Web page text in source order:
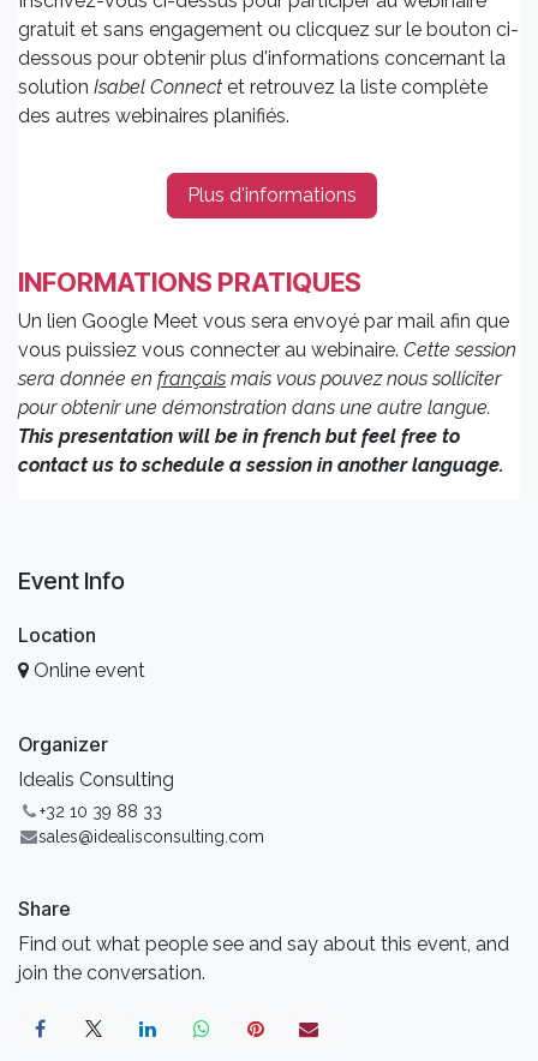
gratuit et sans engagement ou clicquez sur le bouton ci-
dessous pour obtenir plus d'informations concernant la
solution Isabel Connect et retrouvez la liste complète
des autres webinaires planifiés.
Plus d'informations
INFORMATIONS PRATIQUES
Un lien Google Meet vous sera envoyé par mail afin que
vous puissiez vous connecter au webinaire. Cette session
sera donnée en français mais vous pouvez nous solliciter
pour obtenir une démonstration dans une autre langue.
This presentation will be in french but feel free to
contact us to schedule a session in another language.
Event Info
Location
Online event
Organizer
Idealis Consulting
+32 10 39 88 33
sales@idealisconsulting.com
Share
Find out what people see and say about this event, and
join the conversation.